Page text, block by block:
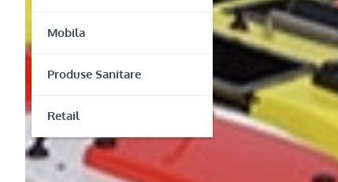
Mobila
Produse Sanitare
Retail